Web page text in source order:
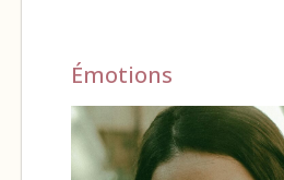
Émotions